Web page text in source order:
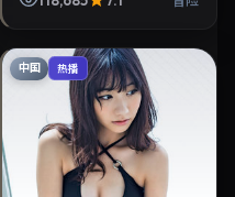
中国 热播